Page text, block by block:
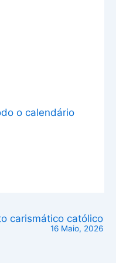
o calendário
carismático católico
16 Maio, 2026